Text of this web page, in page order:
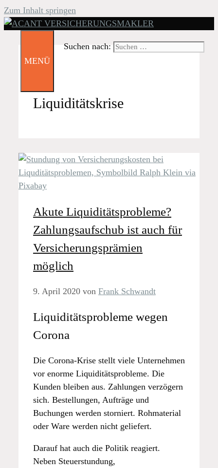
Zum Inhalt springen
Suchen nach:
MENÜ
Liquiditätskrise
Akute Liquiditätsprobleme?
Zahlungsaufschub ist auch für
Versicherungsprämien
möglich
9. April 2020 von Frank Schwandt
Liquiditätsprobleme wegen
Corona
Die Corona-Krise stellt viele Unternehmen
vor enorme Liquiditätsprobleme. Die
Kunden bleiben aus. Zahlungen verzögern
sich. Bestellungen, Aufträge und
Buchungen werden storniert. Rohmaterial
oder Ware werden nicht geliefert.
Darauf hat auch die Politik reagiert.
Neben Steuerstundung,